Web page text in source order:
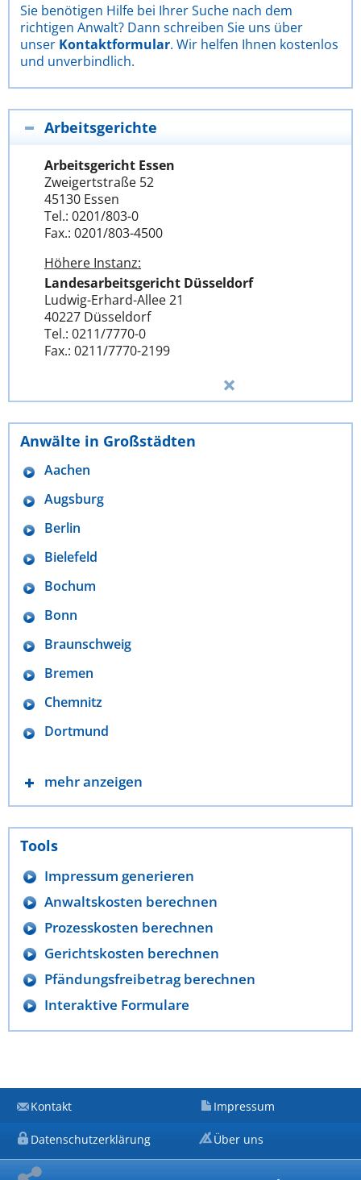
Sie benötigen Hilfe bei Ihrer Suche nach dem
richtigen Anwalt? Dann schreiben Sie uns über
unser Kontaktformular. Wir helfen Ihnen kostenlos
und unverbindlich.
Arbeitsgerichte
Arbeitsgericht Essen
Zweigertstraße 52
45130 Essen
Tel.: 0201/803-0
Fax.: 0201/803-4500
Höhere Instanz:
Landesarbeitsgericht Düsseldorf
Ludwig-Erhard-Allee 21
40227 Düsseldorf
Tel.: 0211/7770-0
Fax.: 0211/7770-2199
Anwälte in Großstädten
Aachen
Augsburg
Berlin
Bielefeld
Bochum
Bonn
Braunschweig
Bremen
Chemnitz
Dortmund
mehr anzeigen
Tools
Impressum generieren
Anwaltskosten berechnen
Prozesskosten berechnen
Gerichtskosten berechnen
Pfändungsfreibetrag berechnen
Interaktive Formulare
Kontakt Impressum
Datenschutzerklärung Über uns